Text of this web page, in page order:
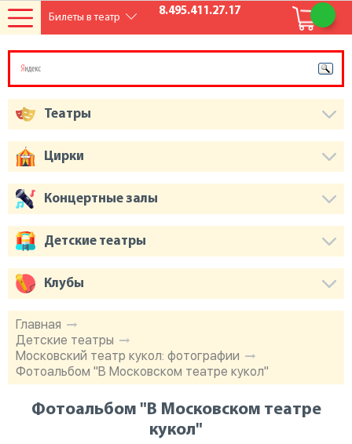
8.495.411.27.17
Главная
Детские театры
Московский театр кукол: фотографии
Фотоальбом "В Московском театре кукол"
Фотоальбом "В Московском театре
кукол"
Театры
Цирки
Концертные залы
Детские театры
Клубы
Билеты в театр